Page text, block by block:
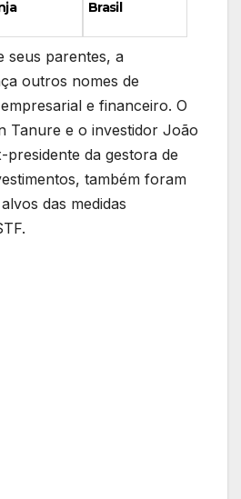
Brasil
seus parentes, a
outros nomes de
e financeiro. O
Tanure e o investidor João
da gestora de
também foram
das medidas